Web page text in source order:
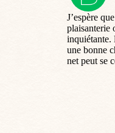
J’espère
plaisanterie
inquiétante.
une bonne
net peut se